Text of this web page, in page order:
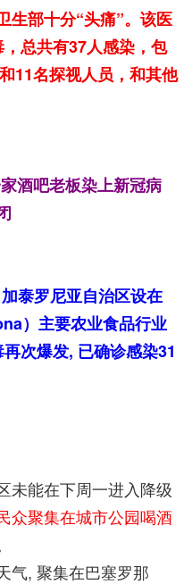
生部十分“头痛”。该医
总共有37人感染，包
11名探视人员，和其他
酒吧老板染上新冠病
泰罗尼亚自治区设在
）主要农业食品行业
次爆发, 已确诊感染31
未能在下周一进入降级
众聚集在城市公园喝酒
气, 聚集在巴塞罗那